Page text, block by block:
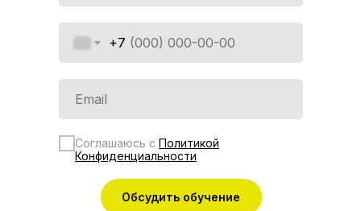
+7
Соглашаюсь с Политикой
Конфиденциальности
Обсудить обучение